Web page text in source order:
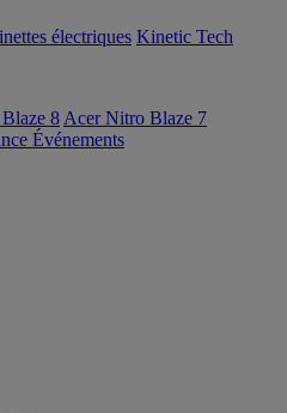
électriques Kinetic Tech
8 Acer Nitro Blaze 7
Événements